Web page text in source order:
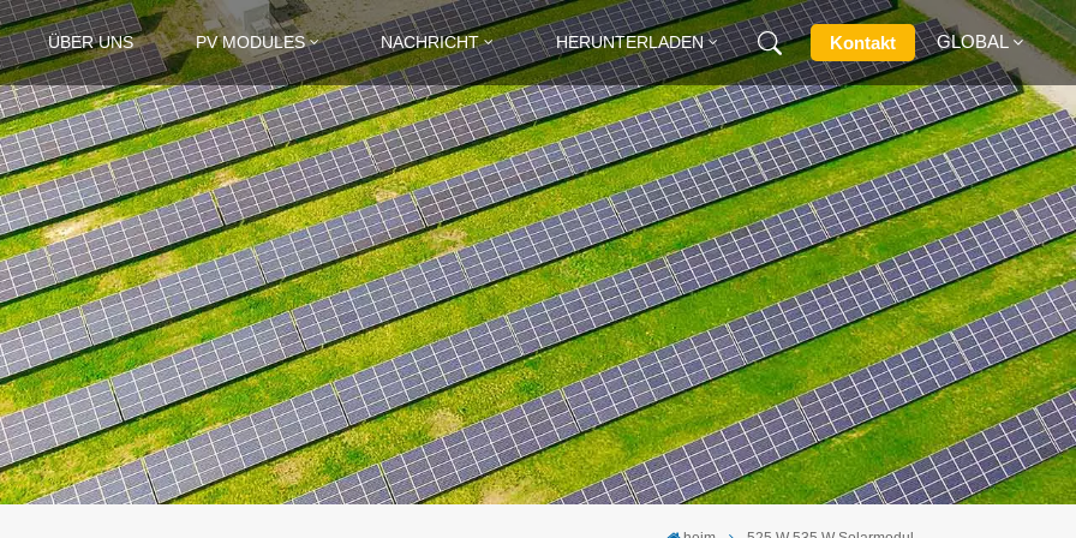
ÜBER UNS PV MODULES NACHRICHT HERUNTERLADEN Kontakt GLOBAL
English
Français
Deutsch
Русский
Italiano
Español